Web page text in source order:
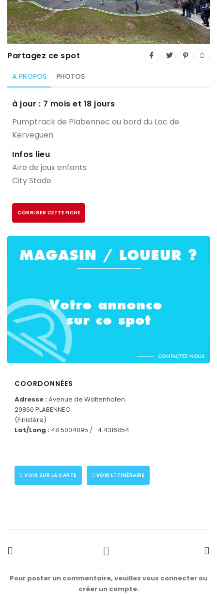
Trial
XC Rando - VTTAE
XCO
Constructeurs-Shapers
Derniers commentaires
Partagez ce spot
A PROPOS PHOTOS
à jour : 7 mois et 18 jours
Pumptrack de Plabennec au bord du Lac de
Kerveguen
Infos lieu
Aire de jeux enfants
City Stade
CORRIGER CETTE FICHE
COORDONNÉES
Adresse : Avenue de Waltenhofen
29860 PLABENNEC
(Finistère)
Lat/Long : 48.5004095 / -4.4316854
VOIR SUR LA CARTE VOIR L'ITINÉRAIRE
Pour poster un commentaire, veuillez vous connecter ou
créer un compte.